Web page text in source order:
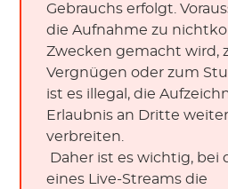
Gebrauchs erfolgt.
die Aufnahme zu
Zwecken gemacht wird,
Vergnügen oder zum
ist es illegal, die
Erlaubnis an Dritte
verbreiten.
eines Live-Streams die